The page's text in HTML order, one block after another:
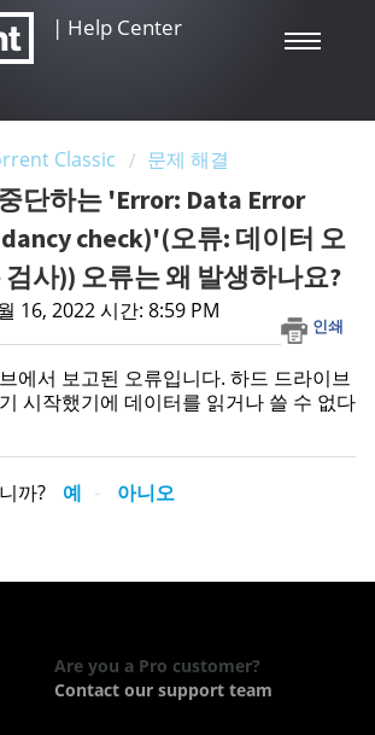
| Help Center
Classic 문제 해결
단하는 'Error: Data Error
check)'(오류: 데이터 오
사)) 오류는 왜 발생하나요?
인쇄
16, 2022 시간: 8:59 PM
에서 보고된 오류입니다. 하드 드라이브
시작했기에 데이터를 읽거나 쓸 수 없다
까? 예 아니오
Are you a Pro customer?
Contact our support team